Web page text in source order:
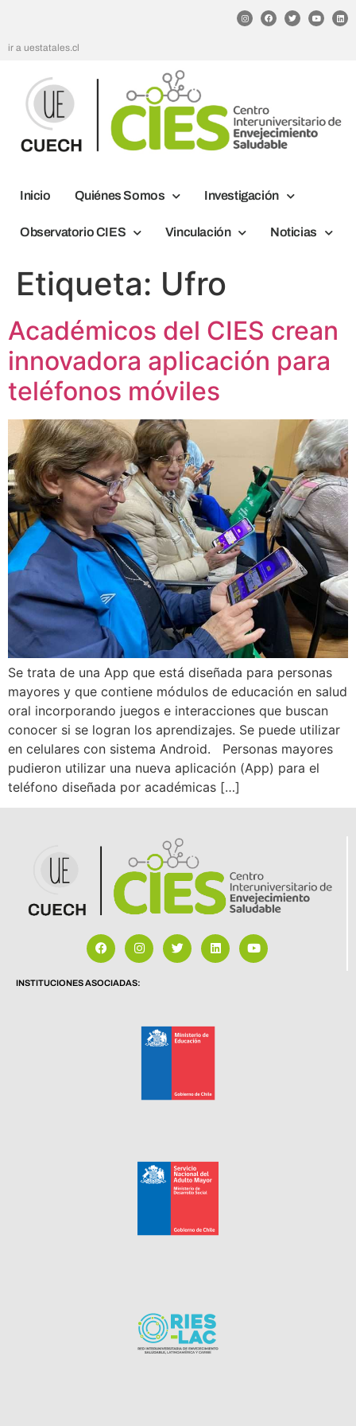
ir a uestatales.cl
Inicio Quiénes Somos Investigación
Observatorio CIES Vinculación Noticias
Etiqueta: Ufro
Académicos del CIES crean
innovadora aplicación para
teléfonos móviles
Se trata de una App que está diseñada para personas
mayores y que contiene módulos de educación en salud
oral incorporando juegos e interacciones que buscan
conocer si se logran los aprendizajes. Se puede utilizar
en celulares con sistema Android. Personas mayores
pudieron utilizar una nueva aplicación (App) para el
teléfono diseñada por académicas […]
INSTITUCIONES ASOCIADAS: